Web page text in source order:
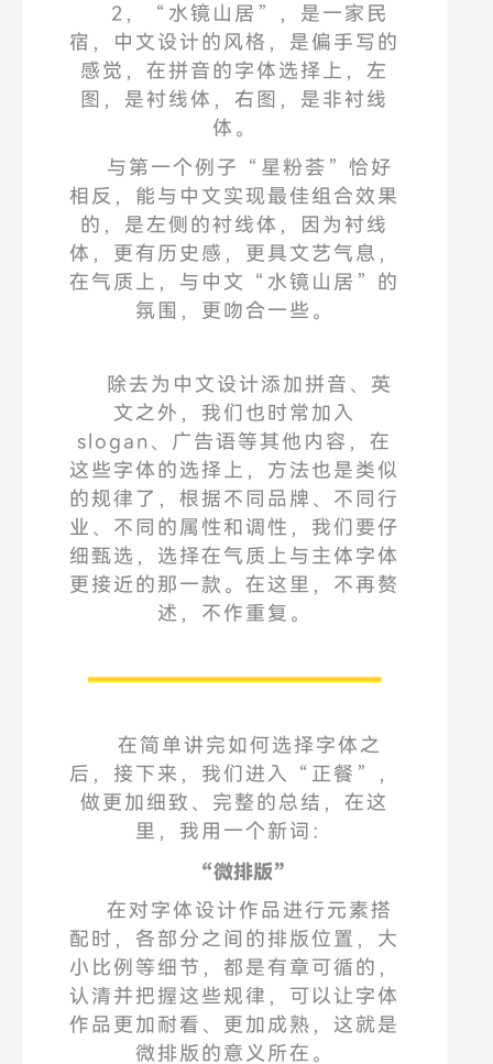
2 ， “ 水镜山居 ”
，是一家民
宿，中文设计的风格，是偏手写的
感觉，在拼音的字体选择上，左
图，是衬线体，右图，是非衬线
体。
与第一个例子 “ 星粉荟 ” 恰好
相反，能与中文实现最佳组合效果
的，是左侧的衬线体，因为衬线
体，更有历史感，更具文艺气息，
在气质上，与中文 “ 水镜山居 ” 的
氛围，更吻合一些。
除去为中文设计添加拼音、英
文之外，我们也时常加入
slogan、广告语等其他内容，在
这些字体的选择上，方法也是类似
的规律了，根据不同品牌、不同行
业、不同的属性和调性，我们要仔
细甄选，选择在气质上与主体字体
更接近的那一款。在这里，不再赘
述，不作重复。
在简单讲完如何选择字体之
后，接下来，我们进入 “正餐 ”
，
做更加细致、完整的总结，在这
里，我用一个新词：
“微排版”
在对字体设计作品进行元素搭
配时，各部分之间的排版位置，大
小比例等细节，都是有章可循的，
认清并把握这些规律，可以让字体
作品更加耐看、更加成熟，这就是
微排版的意义所在。